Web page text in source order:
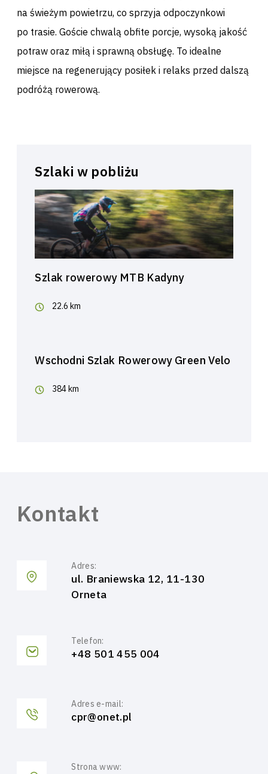
na świeżym powietrzu, co sprzyja odpoczynkowi
po trasie. Goście chwalą obfite porcje, wysoką jakość
potraw oraz miłą i sprawną obsługę. To idealne
miejsce na regenerujący posiłek i relaks przed dalszą
podróżą rowerową.
Szlaki w pobliżu
Szlak rowerowy MTB Kadyny
22.6 km
Wschodni Szlak Rowerowy Green Velo
384 km
Kontakt
Adres:
ul. Braniewska 12, 11-130
Orneta
Telefon:
+48 501 455 004
Adres e-mail:
cpr@onet.pl
Strona www: